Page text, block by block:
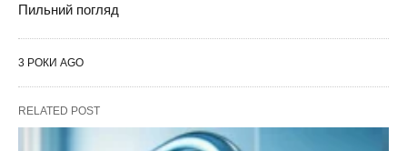
Пильний погляд
3 РОКИ AGO
RELATED POST